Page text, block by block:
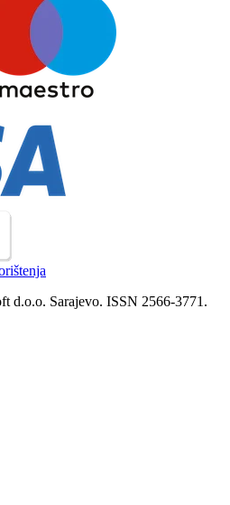
d.o.o. Sarajevo. ISSN 2566-3771.